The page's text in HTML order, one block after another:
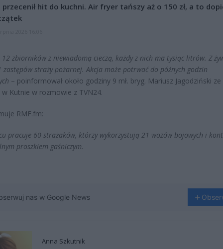
przecenił hit do kuchni. Air fryer tańszy aż o 150 zł, a to
12 zbiorników z niewiadomą cieczą, każdy z nich ma tysiąc litrów. Z
zastępów straży pożarnej. Akcja może potrwać do późnych godzin
– poinformował około godziny 9 mł. bryg. Mariusz Jagodziński
Kutnie w rozmowie z TVN24.
RMF.fm:
pracuje 60 strażaków, którzy wykorzystują 21 wozów bojowych i
proszkiem gaśniczym.
nas w Google News
Anna Szkutnik